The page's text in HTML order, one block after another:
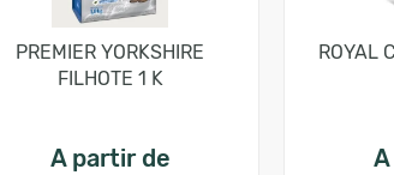
PREMIER YORKSHIRE
FILHOTE 1 K
A partir de
ROYAL